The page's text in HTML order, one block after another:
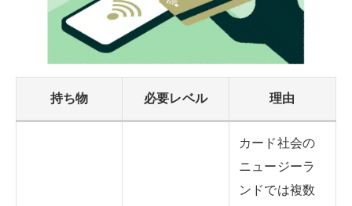
持ち物 必要レベル 理由
カード社会の
ニュージーラ
ンドでは複数